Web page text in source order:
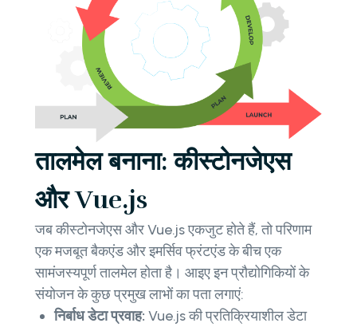
तालमेल बनाना: कीस्टोनजेएस
और Vue.js
जब कीस्टोनजेएस और Vue.js एकजुट होते हैं, तो परिणाम
एक मजबूत बैकएंड और इमर्सिव फ्रंटएंड के बीच एक
सामंजस्यपूर्ण तालमेल होता है। आइए इन प्रौद्योगिकियों के
संयोजन के कुछ प्रमुख लाभों का पता लगाएं:
निर्बाध डेटा प्रवाह: Vue.js की प्रतिक्रियाशील डेटा